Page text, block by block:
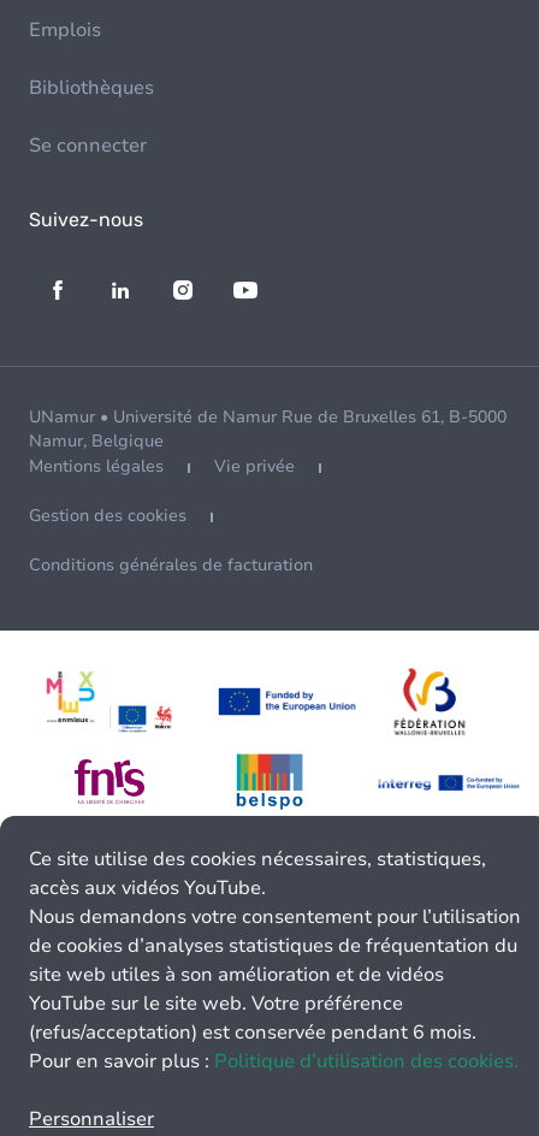
Emplois
Bibliothèques
Se connecter
Suivez-nous
UNamur • Université de Namur Rue de Bruxelles 61, B-5000
Namur, Belgique
Mentions légales
Vie privée
Gestion des cookies
Conditions générales de facturation
Ce site utilise des cookies nécessaires, statistiques,
accès aux vidéos YouTube.
Nous demandons votre consentement pour l’utilisation
de cookies d’analyses statistiques de fréquentation du
site web utiles à son amélioration et de vidéos
YouTube sur le site web. Votre préférence
(refus/acceptation) est conservée pendant 6 mois.
Pour en savoir plus : Politique d’utilisation des cookies.
Personnaliser